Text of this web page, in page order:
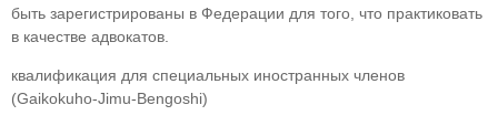
быть зарегистрированы в Федерации для того, что практиковать
в качестве адвокатов.
квалификация для специальных иност­ранных членов
(Gaikokuho-Jimu-Bengoshi)